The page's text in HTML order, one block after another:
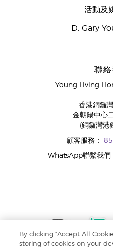
活動及
D. Gary
聯
Young Living
香港銅鑼
金朝陽中心
(銅鑼灣港
顧客服務：
WhatsApp聯繫我們
By clicking “Accept All
storing of cookies on your